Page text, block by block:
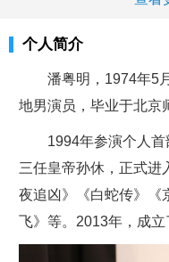
个人简介
潘粤明，1974年5
地男演员，毕业于北京
1994年参演个人
三任皇帝孙休，正式进
夜追凶》《白蛇传》《
飞》等。2013年，成立